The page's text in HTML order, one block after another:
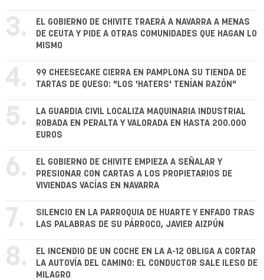
3.
EL GOBIERNO DE CHIVITE TRAERÁ A NAVARRA A MENAS
DE CEUTA Y PIDE A OTRAS COMUNIDADES QUE HAGAN LO
MISMO
4.
99 CHEESECAKE CIERRA EN PAMPLONA SU TIENDA DE
TARTAS DE QUESO: "LOS 'HATERS' TENÍAN RAZÓN"
5.
LA GUARDIA CIVIL LOCALIZA MAQUINARIA INDUSTRIAL
ROBADA EN PERALTA Y VALORADA EN HASTA 200.000
EUROS
6.
EL GOBIERNO DE CHIVITE EMPIEZA A SEÑALAR Y
PRESIONAR CON CARTAS A LOS PROPIETARIOS DE
VIVIENDAS VACÍAS EN NAVARRA
7.
SILENCIO EN LA PARROQUIA DE HUARTE Y ENFADO TRAS
LAS PALABRAS DE SU PÁRROCO, JAVIER AIZPÚN
8.
EL INCENDIO DE UN COCHE EN LA A-12 OBLIGA A CORTAR
LA AUTOVÍA DEL CAMINO: EL CONDUCTOR SALE ILESO DE
MILAGRO